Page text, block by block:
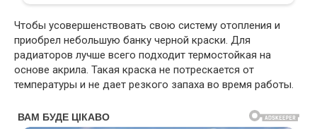
Чтобы усовершенствовать свою систему отопления и
приобрел небольшую банку черной краски. Для
радиаторов лучше всего подходит термостойкая на
основе акрила. Такая краска не потрескается от
температуры и не дает резкого запаха во время работы.